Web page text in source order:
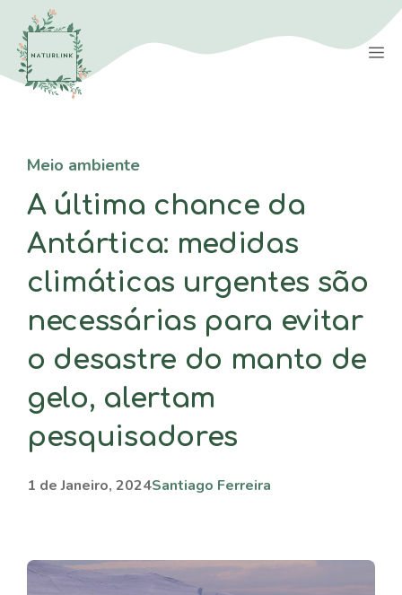
Saltar
para
conteúdo
Meio ambiente
A última chance da
Antártica: medidas
climáticas urgentes são
necessárias para evitar
o desastre do manto de
gelo, alertam
pesquisadores
1 de Janeiro, 2024Santiago Ferreira